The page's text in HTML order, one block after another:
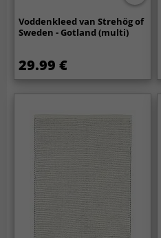
Voddenkleed van Strehög of
Sweden - Gotland (multi)
29.99 €